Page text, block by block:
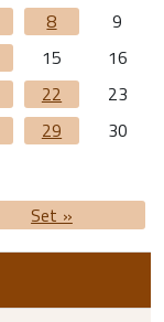
8
9
15
16
22
23
29
30
Set »